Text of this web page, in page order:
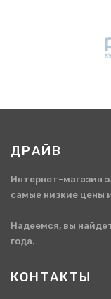
ДРАЙВ
Интернет-магазин
самые низкие цены
Надеемся, вы
года.
КОНТАКТЫ